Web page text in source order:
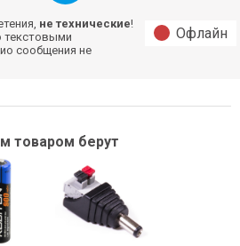
не технические!
текстовыми
сообщения не
Офлайн
товаром берут